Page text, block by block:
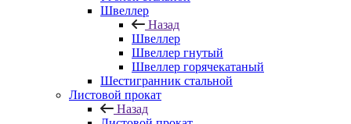
Швеллер
Назад
Швеллер
Швеллер гнутый
Швеллер горячекатаный
Шестигранник стальной
Листовой прокат
Назад